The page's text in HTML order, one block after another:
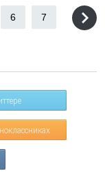
6 7